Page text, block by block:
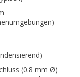
(0.8 mm Ø)